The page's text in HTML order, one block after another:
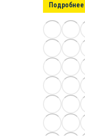
Подробнее